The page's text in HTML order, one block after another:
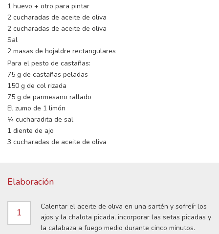
1 huevo + otro para pintar
2 cucharadas de aceite de oliva
2 cucharadas de aceite de oliva
Sal
2 masas de hojaldre rectangulares
Para el pesto de castañas:
75 g de castañas peladas
150 g de col rizada
75 g de parmesano rallado
El zumo de 1 limón
¼ cucharadita de sal
1 diente de ajo
3 cucharadas de aceite de oliva
Elaboración
1
Calentar el aceite de oliva en una sartén y sofreír los
ajos y la chalota picada, incorporar las setas picadas y
la calabaza a fuego medio durante cinco minutos.